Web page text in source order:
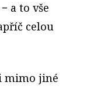
a to vše
celou
mimo jiné